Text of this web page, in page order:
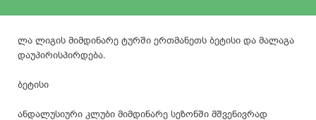
ლა ლიგის მიმდინარე ტურში ერთმანეთს ბეტისი და მალაგა
დაუპირისპირდება.
ბეტისი
ანდალუსიური კლუბი მიმდინარე სეზონში მშვენივრად